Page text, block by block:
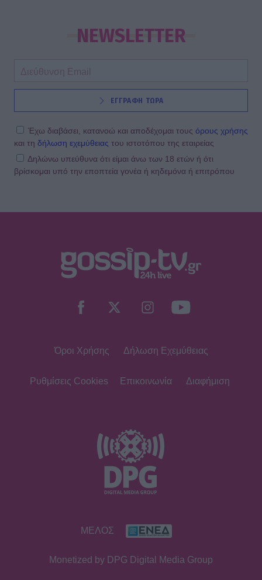
NEWSLETTER
ΕΓΓΡΑΦΗ ΤΩΡΑ
Έχω διαβάσει, κατανοώ και αποδέχομαι τους όρους χρήσης
και τη δήλωση εχεμύθειας του ιστοτόπου της εταιρείας
Δηλώνω υπεύθυνα ότι είμαι άνω των 18 ετών ή ότι
βρίσκομαι υπό την εποπτεία γονέα ή κηδεμόνα ή επιτρόπου
Όροι Χρήσης Δήλωση Εχεμύθειας
Ρυθμίσεις Cookies Επικοινωνία Διαφήμιση
ΜΕΛΟΣ
Monetized by DPG Digital Media Group